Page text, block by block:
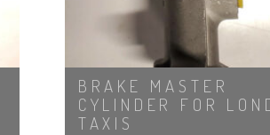
BRAKE MASTER
CYLINDER FOR
TAXIS